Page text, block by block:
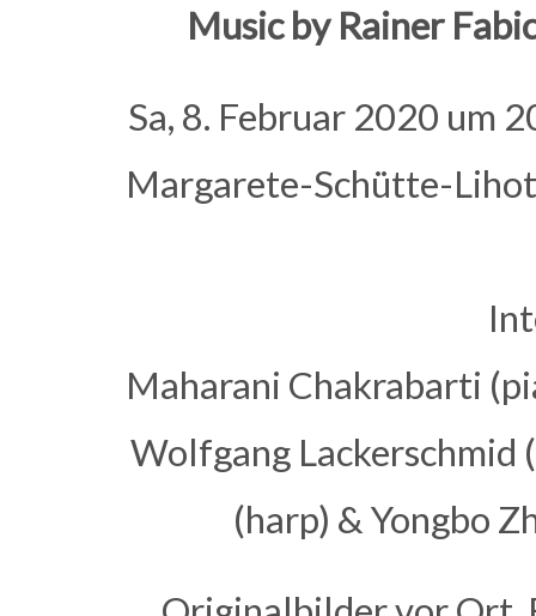
Music by Rainer
Sa, 8. Februar 2020 um
Margarete-Schütte-
Maharani Chakrabarti
Wolfgang Lackerschmid
(harp) & Yongbo